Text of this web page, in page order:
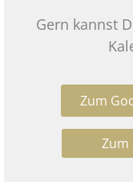
Gern kannst
Zum
Zum